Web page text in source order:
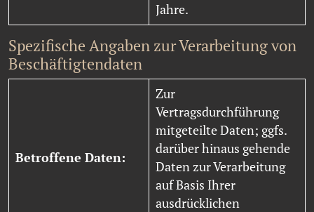
Jahre.
Spezifische Angaben zur Verarbeitung von
Beschäftigtendaten
Betroffene Daten:
Zur
Vertragsdurchführung
mitgeteilte Daten; ggfs.
darüber hinaus gehende
Daten zur Verarbeitung
auf Basis Ihrer
ausdrücklichen